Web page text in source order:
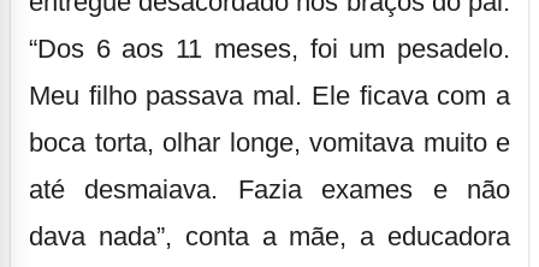
“Dos 6 aos 11 meses, foi um pesadelo.
Meu filho passava mal. Ele ficava com a
boca torta, olhar longe, vomitava muito e
até desmaiava. Fazia exames e não
dava nada”, conta a mãe, a educadora